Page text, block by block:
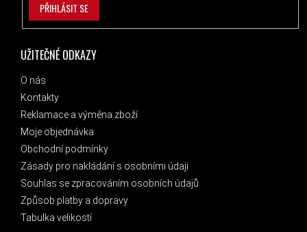
UŽITEČNÉ ODKAZY
O nás
Kontakty
Reklamace a výměna zboží
Moje objednávka
Obchodní podmínky
Zásady pro nakládání s osobními údaji
Souhlas se zpracováním osobních údajů
Způsob platby a dopravy
Tabulka velikostí
PŘIHLÁSIT SE